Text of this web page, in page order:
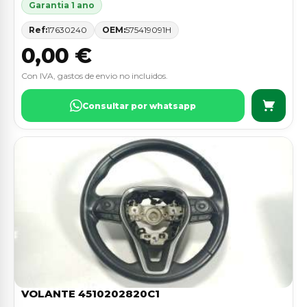
Garantia 1 ano
Ref:17630240 OEM:575419091H
0,00 €
Con IVA, gastos de envio no incluidos.
Consultar por whatsapp
VOLANTE 4510202820C1